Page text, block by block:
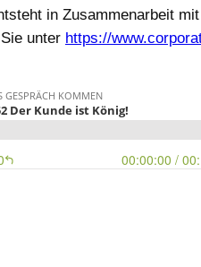
in Zusammenarbeit
unter https://